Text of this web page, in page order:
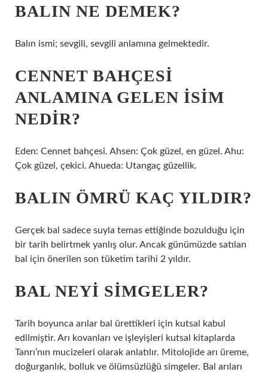
BALIN NE DEMEK?
Balın ismi; sevgili, sevgili anlamına gelmektedir.
CENNET BAHÇESI
ANLAMINA GELEN ISIM
NEDIR?
Eden: Cennet bahçesi. Ahsen: Çok güzel, en güzel. Ahu:
Çok güzel, çekici. Ahueda: Utangaç güzellik.
BALIN ÖMRÜ KAÇ YILDIR?
Gerçek bal sadece suyla temas ettiğinde bozulduğu için
bir tarih belirtmek yanlış olur. Ancak günümüzde satılan
bal için önerilen son tüketim tarihi 2 yıldır.
BAL NEYI SIMGELER?
Tarih boyunca arılar bal ürettikleri için kutsal kabul
edilmiştir. Arı kovanları ve işleyişleri kutsal kitaplarda
Tanrı’nın mucizeleri olarak anlatılır. Mitolojide arı üreme,
doğurganlık, bolluk ve ölümsüzlüğü simgeler. Bal arıları